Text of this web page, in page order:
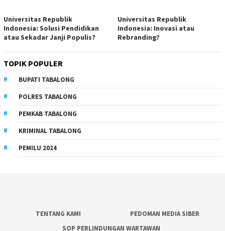
Universitas Republik
Indonesia: Solusi Pendidikan
atau Sekadar Janji Populis?
Universitas Republik
Indonesia: Inovasi atau
Rebranding?
TOPIK POPULER
BUPATI TABALONG
POLRES TABALONG
PEMKAB TABALONG
KRIMINAL TABALONG
PEMILU 2024
TENTANG KAMI
PEDOMAN MEDIA SIBER
SOP PERLINDUNGAN WARTAWAN